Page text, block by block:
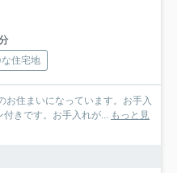
な住宅地
住まいになっています。お手入
きです。お手入れが...
もっと見